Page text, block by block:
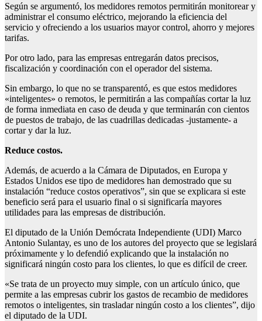
Según se argumentó, los medidores remotos permitirán monitorear y
administrar el consumo eléctrico, mejorando la eficiencia del
servicio y ofreciendo a los usuarios mayor control, ahorro y mejores
tarifas.
Por otro lado, para las empresas entregarán datos precisos,
fiscalización y coordinación con el operador del sistema.
Sin embargo, lo que no se transparentó, es que estos medidores
«inteligentes» o remotos, le permitirán a las compañías cortar la luz
de forma inmediata en caso de deuda y que terminarán con cientos
de puestos de trabajo, de las cuadrillas dedicadas -justamente- a
cortar y dar la luz.
Reduce costos.
Además, de acuerdo a la Cámara de Diputados, en Europa y
Estados Unidos ese tipo de medidores han demostrado que su
instalación “reduce costos operativos”, sin que se explicara si este
beneficio será para el usuario final o si significaría mayores
utilidades para las empresas de distribución.
El diputado de la Unión Demócrata Independiente (UDI) Marco
Antonio Sulantay, es uno de los autores del proyecto que se legislará
próximamente y lo defendió explicando que la instalación no
significará ningún costo para los clientes, lo que es difícil de creer.
«Se trata de un proyecto muy simple, con un artículo único, que
permite a las empresas cubrir los gastos de recambio de medidores
remotos o inteligentes, sin trasladar ningún costo a los clientes”, dijo
el diputado de la UDI.